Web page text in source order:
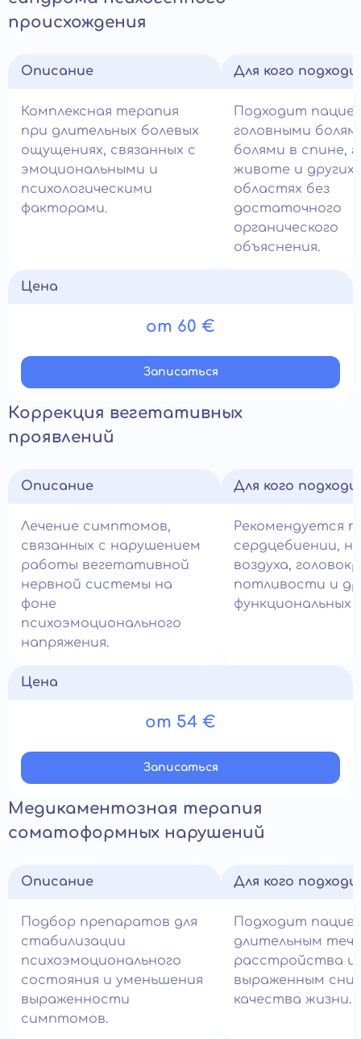
происхождения
Описание
Комплексная терапия
при длительных болевых
ощущениях, связанных с
эмоциональными и
психологическими
факторами.
Для кого
Подходит
головными
болями в спине,
животе и других
областях без
достаточного
органического
объяснения.
Цена
от 60 €
Записатьcя
Коррекция вегетативных
проявлений
Описание
Лечение симптомов,
связанных с нарушением
работы вегетативной
нервной системы на
фоне
психоэмоционального
напряжения.
Для кого
Рекомендуется
сердцебиении,
воздуха,
потливости и
функциональных
Цена
от 54 €
Записатьcя
Медикаментозная терапия
соматоформных нарушений
Описание
Подбор препаратов для
стабилизации
психоэмоционального
состояния и уменьшения
выраженности
симптомов.
Для кого
Подходит
длительным
расстройства и
выраженным
качества жизни.